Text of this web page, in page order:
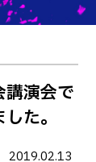
講演会で
た。
2019.02.13